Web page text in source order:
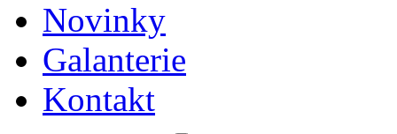
Novinky
Galanterie
Kontakt